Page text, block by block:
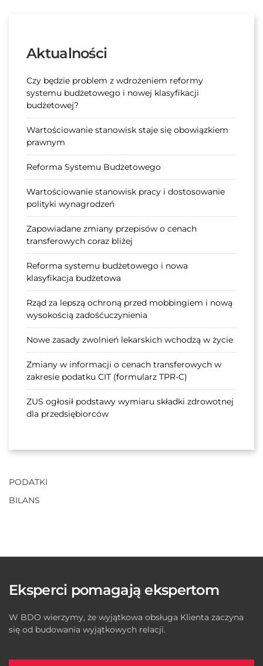
Aktualności
Czy będzie problem z wdrożeniem reformy
systemu budżetowego i nowej klasyfikacji
budżetowej?
Wartościowanie stanowisk staje się obowiązkiem
prawnym
Reforma Systemu Budżetowego
Wartościowanie stanowisk pracy i dostosowanie
polityki wynagrodzeń
Zapowiadane zmiany przepisów o cenach
transferowych coraz bliżej
Reforma systemu budżetowego i nowa
klasyfikacja budżetowa
Rząd za lepszą ochroną przed mobbingiem i nową
wysokością zadośćuczynienia
Nowe zasady zwolnień lekarskich wchodzą w życie
Zmiany w informacji o cenach transferowych w
zakresie podatku CIT (formularz TPR-C)
ZUS ogłosił podstawy wymiaru składki zdrowotnej
dla przedsiębiorców
PODATKI
BILANS
Eksperci pomagają ekspertom
W BDO wierzymy, że wyjątkowa obsługa Klienta zaczyna
się od budowania wyjątkowych relacji.